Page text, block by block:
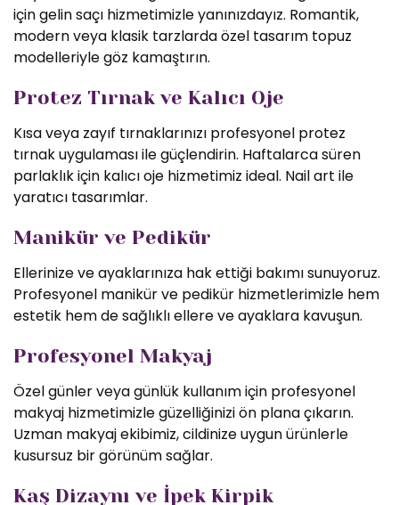
için gelin saçı hizmetimizle yanınızdayız. Romantik,
modern veya klasik tarzlarda özel tasarım topuz
modelleriyle göz kamaştırın.
Protez Tırnak ve Kalıcı Oje
Kısa veya zayıf tırnaklarınızı profesyonel protez
tırnak uygulaması ile güçlendirin. Haftalarca süren
parlaklık için kalıcı oje hizmetimiz ideal. Nail art ile
yaratıcı tasarımlar.
Manikür ve Pedikür
Ellerinize ve ayaklarınıza hak ettiği bakımı sunuyoruz.
Profesyonel manikür ve pedikür hizmetlerimizle hem
estetik hem de sağlıklı ellere ve ayaklara kavuşun.
Profesyonel Makyaj
Özel günler veya günlük kullanım için profesyonel
makyaj hizmetimizle güzelliğinizi ön plana çıkarın.
Uzman makyaj ekibimiz, cildinize uygun ürünlerle
kusursuz bir görünüm sağlar.
Kaş Dizaynı ve İpek Kirpik